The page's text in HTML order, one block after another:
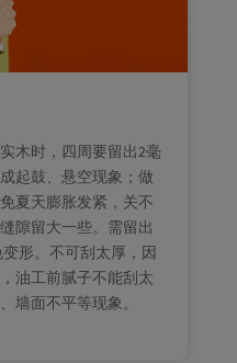
木时，四周要留出2毫
起鼓、悬空现象；做
夏天膨胀发紧，关不
隙留大一些。需留出
形。不可刮太厚，因
油工前腻子不能刮太
墙面不平等现象。